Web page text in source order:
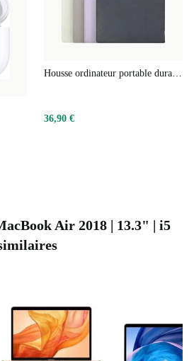
36,90 €
Air 2018 | 13.3" | i5